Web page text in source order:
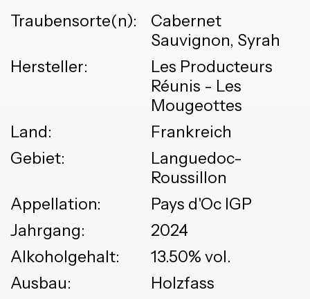
Traubensorte(n):
Cabernet
Sauvignon, Syrah
Hersteller:
Les Producteurs
Réunis - Les
Mougeottes
Land:
Frankreich
Gebiet:
Languedoc-
Roussillon
Appellation:
Pays d'Oc IGP
Jahrgang:
2024
Alkoholgehalt:
13.50% vol.
Ausbau:
Holzfass